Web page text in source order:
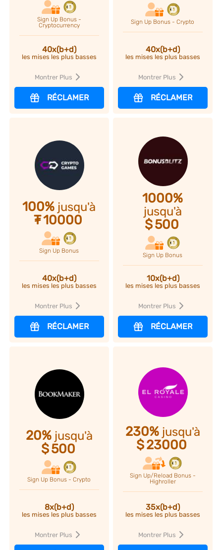
Sign Up Bonus -
Cryptocurrency
40x(b+d)
les mises les plus basses
Montrer Plus
RÉCLAMER
Sign Up Bonus - Crypto
40x(b+d)
les mises les plus basses
Montrer Plus
RÉCLAMER
100% jusqu'à
₮10000
Sign Up Bonus
40x(b+d)
les mises les plus basses
Montrer Plus
RÉCLAMER
1000%
jusqu'à
$500
Sign Up Bonus
10x(b+d)
les mises les plus basses
Montrer Plus
RÉCLAMER
20%jusqu'à
$500
Sign Up Bonus - Crypto
8x(b+d)
les mises les plus basses
Montrer Plus
230%jusqu'à
$23000
Sign Up/Reload Bonus -
Highroller
35x(b+d)
les mises les plus basses
Montrer Plus